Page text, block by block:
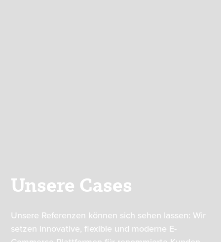
Unsere Cases
Unsere Referenzen können sich sehen lassen: Wir
setzen innovative, flexible und moderne E-